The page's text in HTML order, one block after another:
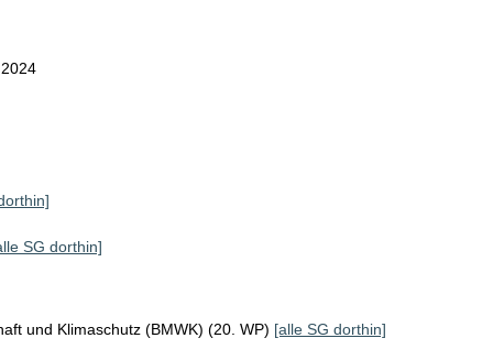
SG dorthin]
und Klimaschutz (BMWK) (20. WP) [alle SG dorthin]